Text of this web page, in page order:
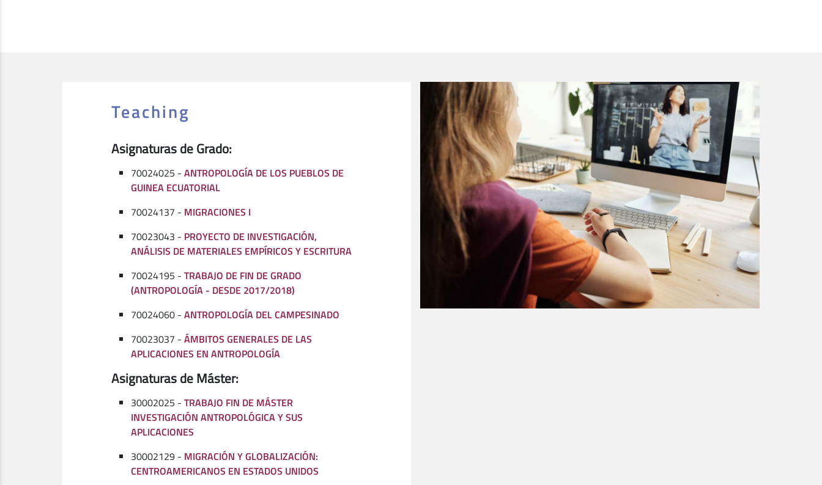
Teaching
Asignaturas de Grado:
70024025 - ANTROPOLOGÍA DE LOS PUEBLOS DE
GUINEA ECUATORIAL
70024137 - MIGRACIONES I
70023043 - PROYECTO DE INVESTIGACIÓN,
ANÁLISIS DE MATERIALES EMPÍRICOS Y ESCRITURA
70024195 - TRABAJO DE FIN DE GRADO
(ANTROPOLOGÍA - DESDE 2017/2018)
70024060 - ANTROPOLOGÍA DEL CAMPESINADO
70023037 - ÁMBITOS GENERALES DE LAS
APLICACIONES EN ANTROPOLOGÍA
Asignaturas de Máster:
30002025 - TRABAJO FIN DE MÁSTER
INVESTIGACIÓN ANTROPOLÓGICA Y SUS
APLICACIONES
30002129 - MIGRACIÓN Y GLOBALIZACIÓN:
CENTROAMERICANOS EN ESTADOS UNIDOS